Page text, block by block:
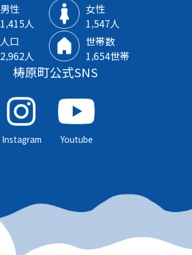
男性
1‚415人
女性
1‚547人
人口
2‚962人
世帯数
1‚654世帯
梼原町公式SNS
Instagram Youtube